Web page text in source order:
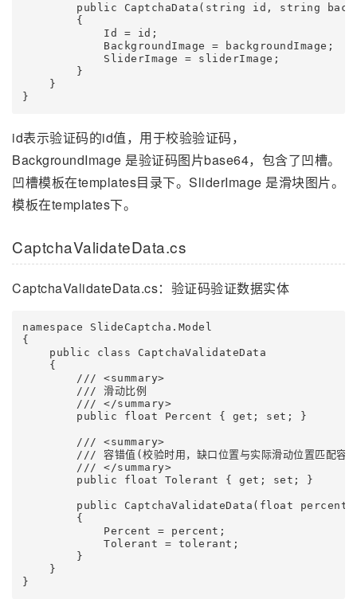
public CaptchaData(string id, string
        {
            Id = id;
            BackgroundImage = backgroundImage;
            SliderImage = sliderImage;
        }
    }
id表示验证码的id值，用于校验验证码，
BackgroundImage 是验证码图片base64，包含了凹槽。
凹槽模板在templates目录下。SliderImage 是滑块图片。
模板在templates下。
CaptchaValidateData.cs
CaptchaValidateData.cs：验证码验证数据实体
namespace SlideCaptcha.Model
{
    public class CaptchaValidateData
    {
        /// <summary>
        /// 滑动比例
        /// </summary>
        public float Percent { get; set; }
        /// <summary>
/// 容错值(校验时用，缺口位置与实际滑动位置匹配容
        /// </summary>
        public float Tolerant { get; set; }
public CaptchaValidateData(float
        {
            Percent = percent;
            Tolerant = tolerant;
        }
    }
}